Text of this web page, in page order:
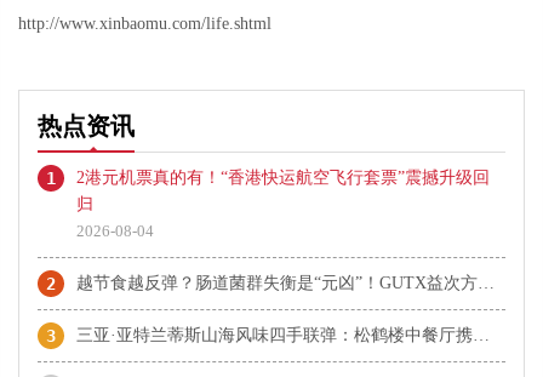
http://www.xinbaomu.com/life.shtml
热点资讯
1
2港元机票真的有！“香港快运航空飞行套票”震撼升级回
归
2026-08-04
2 越节食越反弹？肠道菌群失衡是“元凶”！GUTX益次方：鲜活益生菌直达肠道，养出你的“易瘦体质”
3 三亚·亚特兰蒂斯山海风味四手联弹：松鹤楼中餐厅携手名厨 上演又一风味篇章